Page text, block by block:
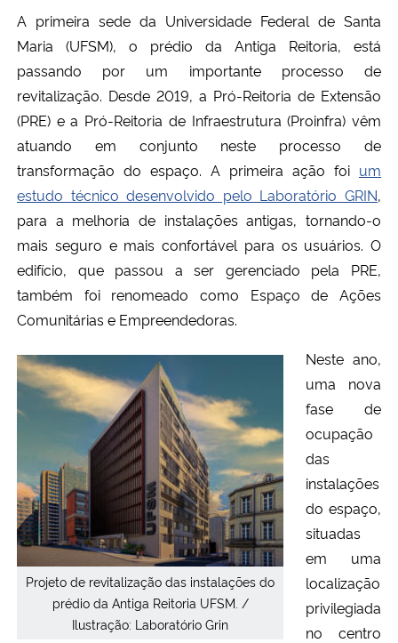
Ministério do Turismo
Ministério do Desenvolvimento Regional
Controladoria-Geral da União
Ministério da Mulher, da Família e dos Direitos Humanos
Secretaria-Geral
Secretaria de Governo
Gabinete de Segurança Institucional
Advocacia-Geral da União
Banco Central do Brasil
A primeira sede da Universidade Federal de Santa
Maria (UFSM), o prédio da Antiga Reitoria, está
passando por um importante processo de
revitalização. Desde 2019, a Pró-Reitoria de Extensão
(PRE) e a Pró-Reitoria de Infraestrutura (Proinfra) vêm
atuando em conjunto neste processo de
transformação do espaço. A primeira ação foi um
estudo técnico desenvolvido pelo Laboratório GRIN,
para a melhoria de instalações antigas, tornando-o
mais seguro e mais confortável para os usuários. O
edifício, que passou a ser gerenciado pela PRE,
também foi renomeado como Espaço de Ações
Comunitárias e Empreendedoras.
Projeto de revitalização das instalações do
prédio da Antiga Reitoria UFSM. /
Ilustração: Laboratório Grin
Neste ano,
uma nova
fase de
ocupação
das
instalações
do espaço,
situadas
em uma
localização
privilegiada
no centro